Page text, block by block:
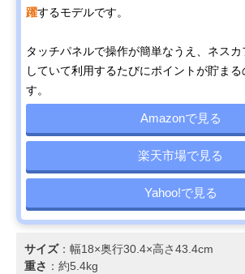
躍するモデルです。
タッチパネルで操作が簡単なうえ、ネス
していて利用するたびにポイントが貯ま
す。
Amazonで見る
楽天市場で見る
Yahoo!で見る
サイズ：幅18×奥行30.4×高さ43.4cm
重さ ：約5.4kg